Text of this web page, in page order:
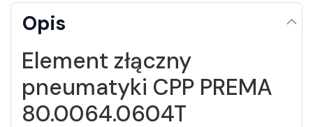
Opis
Element złączny
pneumatyki CPP PREMA
80.0064.0604T